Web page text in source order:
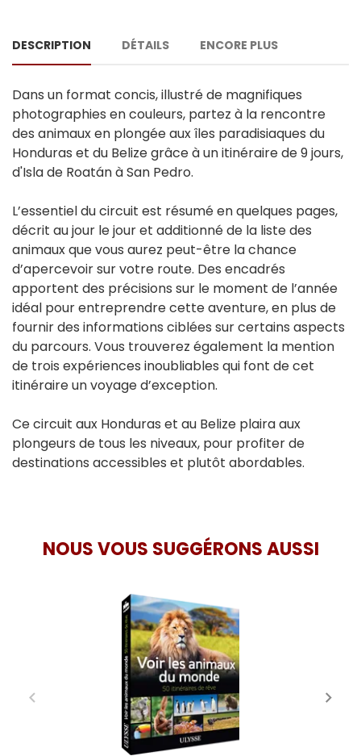
DESCRIPTION DÉTAILS ENCORE PLUS
Dans un format concis, illustré de magnifiques
photographies en couleurs, partez à la rencontre
des animaux en plongée aux îles paradisiaques du
Honduras et du Belize grâce à un itinéraire de 9 jours,
d'Isla de Roatán à San Pedro.
L’essentiel du circuit est résumé en quelques pages,
décrit au jour le jour et additionné de la liste des
animaux que vous aurez peut-être la chance
d’apercevoir sur votre route. Des encadrés
apportent des précisions sur le moment de l’année
idéal pour entreprendre cette aventure, en plus de
fournir des informations ciblées sur certains aspects
du parcours. Vous trouverez également la mention
de trois expériences inoubliables qui font de cet
itinéraire un voyage d’exception.
Ce circuit aux Honduras et au Belize plaira aux
plongeurs de tous les niveaux, pour profiter de
destinations accessibles et plutôt abordables.
NOUS VOUS SUGGÉRONS AUSSI